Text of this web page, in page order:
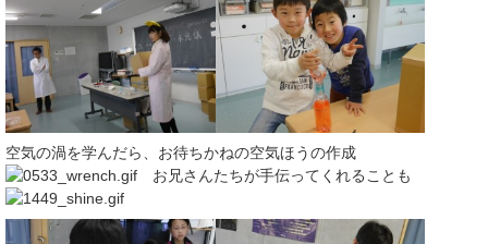
空気の渦を学んだら、お待ちかねの空気ほうの作成
お兄さんたちが手伝ってくれることも